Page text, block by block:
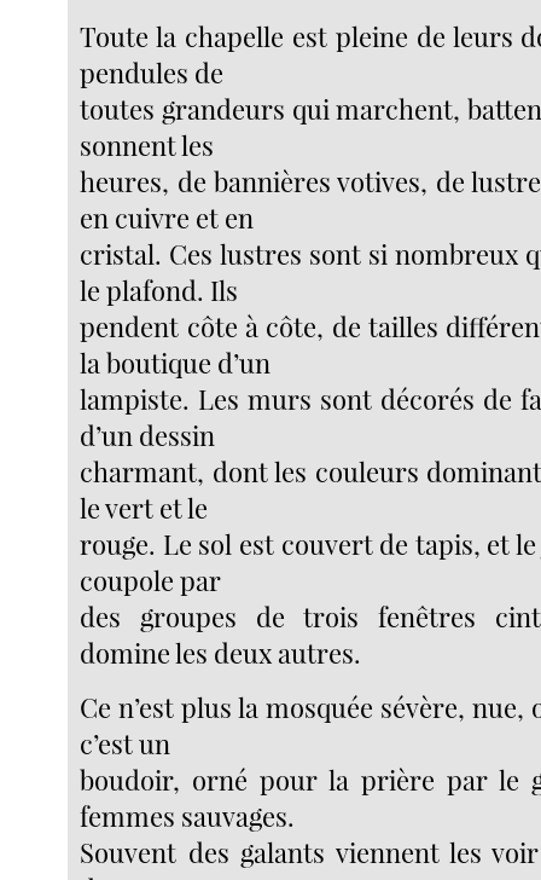
Toute la chapelle est pleine de leurs
pendules de
toutes grandeurs qui marchent,
sonnent les
heures, de bannières votives, de
en cuivre et en
cristal. Ces lustres sont si nombreux
le plafond. Ils
pendent côte à côte, de tailles
la boutique d’un
lampiste. Les murs sont décorés de
d’un dessin
charmant, dont les couleurs
le vert et le
rouge. Le sol est couvert de tapis, et
coupole par
des groupes de trois fenêtres
domine les deux autres.
Ce n’est plus la mosquée sévère, nue,
c’est un
boudoir, orné pour la prière par le
femmes sauvages.
Souvent des galants viennent les